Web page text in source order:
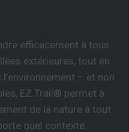
efficacement à tous
extérieures, tout en
– et non
EZ Trail® permet à
de la nature à tout
quel contexte.